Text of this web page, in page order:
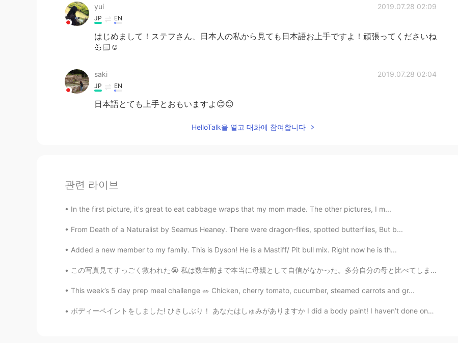
yui 2019.07.28 02:09
JP EN
はじめまして！ステフさん、日本人の私から見ても日本語お上手ですよ！頑張ってくださいね
💪🏻☺️
saki 2019.07.28 02:04
JP EN
日本語とても上手とおもいますよ😊😊
HelloTalk을 열고 대화에 참여합니다
관련 라이브
In the first picture, it's great to eat cabbage wraps that my mom made. The other pictures, I m...
From Death of a Naturalist by Seamus Heaney. There were dragon-flies, spotted butterflies, But b...
Added a new member to my family. This is Dyson! He is a Mastiff/ Pit bull mix. Right now he is th...
この写真見てすっごく救われた😭 私は数年前まで本当に母親として自信がなかった。多分自分の母と比べてしまってたから、 到底叶わないと思ったし、逃げたいと思う時もあった。 完璧 それを目指してた。...
This week’s 5 day prep meal challenge 🥗 Chicken, cherry tomato, cucumber, steamed carrots and gr...
ボディーペイントをしました! ひさしぶり！ あなたはしゅみがありますか I did a body paint! I haven’t done one in a while! Do you ha...